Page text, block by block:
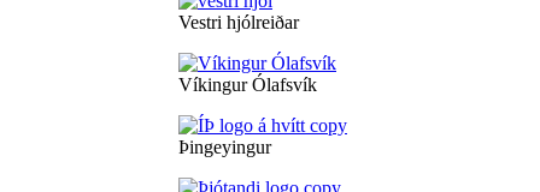
Vestri hjólreiðar
Víkingur Ólafsvík
Þingeyingur